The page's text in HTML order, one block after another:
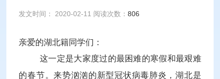
发文时间： 2020-02-11 阅读次数：806
亲爱的湖北籍同学们：
这一定是大家度过的最困难的寒假和最艰难
的春节。来势汹汹的新型冠状病毒肺炎，湖北是